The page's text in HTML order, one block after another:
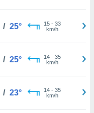
/ 25° 15- 33
km/h
/ 25° 14- 35
km/h
/ 23° 14- 35
km/h